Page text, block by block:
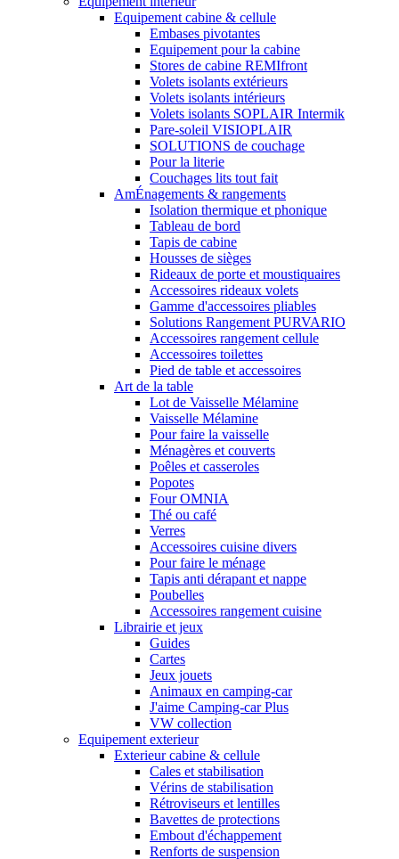
Equipement cabine & cellule
Embases pivotantes
Equipement pour la cabine
Stores de cabine REMIfront
Volets isolants extérieurs
Volets isolants intérieurs
Volets isolants SOPLAIR Intermik
Pare-soleil VISIOPLAIR
SOLUTIONS de couchage
Pour la literie
Couchages lits tout fait
AmÉnagements & rangements
Isolation thermique et phonique
Tableau de bord
Tapis de cabine
Housses de sièges
Rideaux de porte et moustiquaires
Accessoires rideaux volets
Gamme d'accessoires pliables
Solutions Rangement PURVARIO
Accessoires rangement cellule
Accessoires toilettes
Pied de table et accessoires
Art de la table
Lot de Vaisselle Mélamine
Vaisselle Mélamine
Pour faire la vaisselle
Ménagères et couverts
Poêles et casseroles
Popotes
Four OMNIA
Thé ou café
Verres
Accessoires cuisine divers
Pour faire le ménage
Tapis anti dérapant et nappe
Poubelles
Accessoires rangement cuisine
Librairie et jeux
Guides
Cartes
Jeux jouets
Animaux en camping-car
J'aime Camping-car Plus
VW collection
Equipement exterieur
Exterieur cabine & cellule
Cales et stabilisation
Vérins de stabilisation
Rétroviseurs et lentilles
Bavettes de protections
Embout d'échappement
Renforts de suspension